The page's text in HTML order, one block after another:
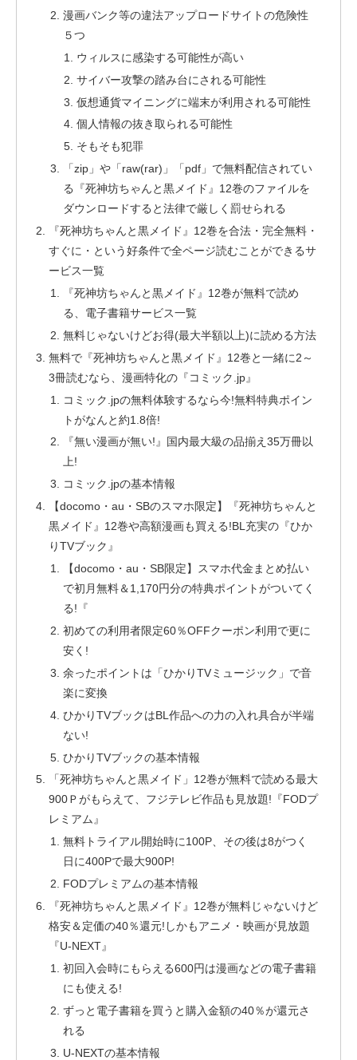
漫画バンク等の違法アップロードサイトの危険性
５つ
ウィルスに感染する可能性が高い
サイバー攻撃の踏み台にされる可能性
仮想通貨マイニングに端末が利用される可能性
個人情報の抜き取られる可能性
そもそも犯罪
「zip」や「raw(rar)」「pdf」で無料配信されてい
る『死神坊ちゃんと黒メイド』12巻のファイルを
ダウンロードすると法律で厳しく罰せられる
『死神坊ちゃんと黒メイド』12巻を合法・完全無料・
すぐに・という好条件で全ページ読むことができるサ
ービス一覧
『死神坊ちゃんと黒メイド』12巻が無料で読め
る、電子書籍サービス一覧
無料じゃないけどお得(最大半額以上)に読める方法
無料で『死神坊ちゃんと黒メイド』12巻と一緒に2～
3冊読むなら、漫画特化の『コミック.jp』
コミック.jpの無料体験するなら今!無料特典ポイン
トがなんと約1.8倍!
『無い漫画が無い!』国内最大級の品揃え35万冊以
上!
コミック.jpの基本情報
【docomo・au・SBのスマホ限定】『死神坊ちゃんと
黒メイド』12巻や高額漫画も買える!BL充実の『ひか
りTVブック』
【docomo・au・SB限定】スマホ代金まとめ払い
で初月無料＆1,170円分の特典ポイントがついてく
る!『
初めての利用者限定60％OFFクーポン利用で更に
安く!
余ったポイントは「ひかりTVミュージック」で音
楽に変換
ひかりTVブックはBL作品への力の入れ具合が半端
ない!
ひかりTVブックの基本情報
「死神坊ちゃんと黒メイド」12巻が無料で読める最大
900Ｐがもらえて、フジテレビ作品も見放題!『FODプ
レミアム』
無料トライアル開始時に100P、その後は8がつく
日に400Pで最大900P!
FODプレミアムの基本情報
『死神坊ちゃんと黒メイド』12巻が無料じゃないけど
格安＆定価の40％還元!しかもアニメ・映画が見放題
『U-NEXT』
初回入会時にもらえる600円は漫画などの電子書籍
にも使える!
ずっと電子書籍を買うと購入金額の40％が還元さ
れる
U-NEXTの基本情報